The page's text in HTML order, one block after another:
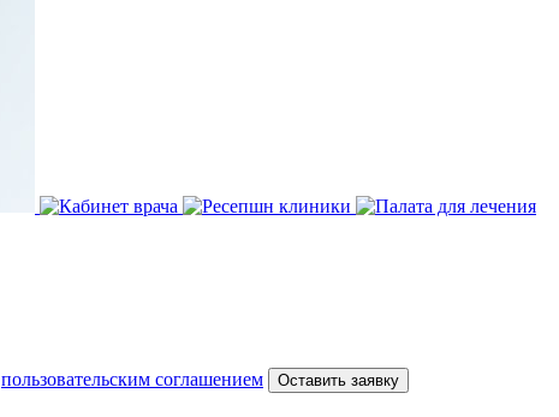
пользовательским соглашением
Оставить заявку